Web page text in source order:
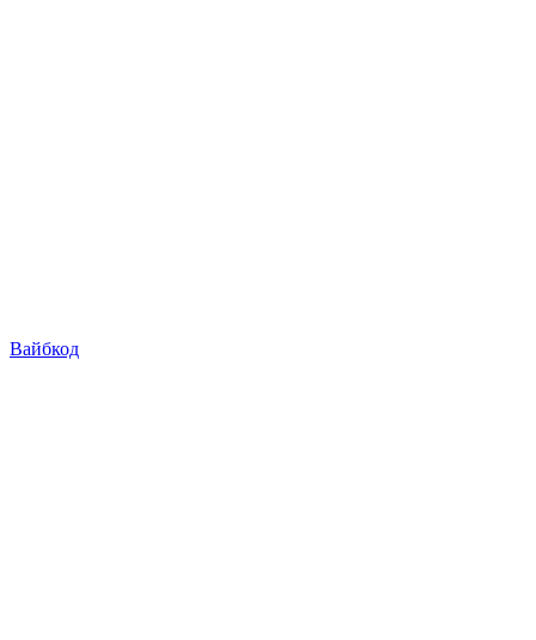
Вайбкод